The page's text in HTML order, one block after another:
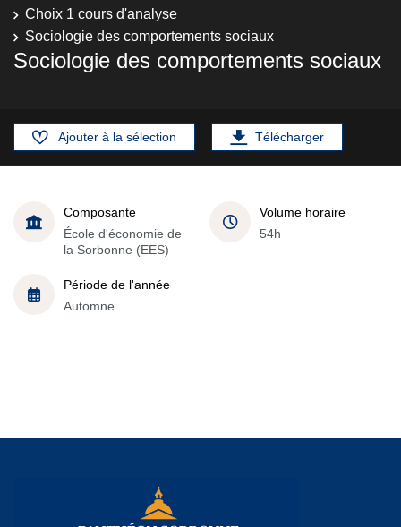
Choix 1 cours d'analyse
Sociologie des comportements sociaux
Sociologie des comportements sociaux
Ajouter à la sélection Télécharger
Composante
École d'économie de
la Sorbonne (EES)
Volume horaire
54h
Période de l'année
Automne